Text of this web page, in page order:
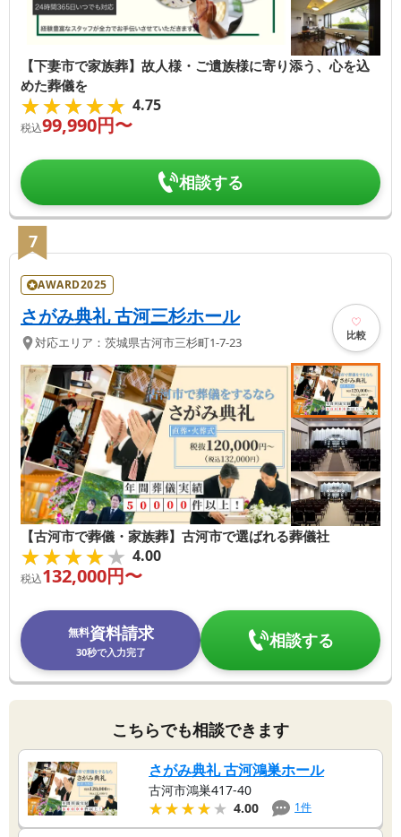
【下妻市で家族葬】故人様・ご遺族様に寄り添う、心を込
めた葬儀を
★★★★★
★★★★★ 4.75
税込99,990円〜
相談する
7
AWARD2025
さがみ典礼 古河三杉ホール
対応エリア： 茨城県古河市三杉町1-7-23 比較
【古河市で葬儀・家族葬】古河市で選ばれる葬儀社
★★★★★
★★★★★ 4.00
税込132,000円〜
無料資料請求
30秒で入力完了
相談する
こちらでも相談できます
さがみ典礼 古河鴻巣ホール
古河市鴻巣417-40
★★★★★
★★★★★ 4.00 1件